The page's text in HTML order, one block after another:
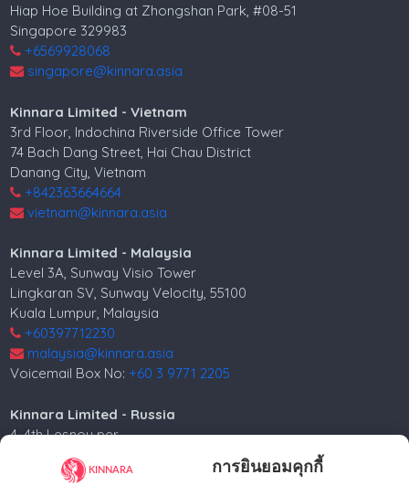
การยินยอมคุกกี้
Hiap Hoe Building at Zhongshan Park, #08-51
Singapore 329983
+6569928068
singapore@kinnara.asia
Kinnara Limited - Vietnam
3rd Floor, Indochina Riverside Office Tower
74 Bach Dang Street, Hai Chau District
Danang City, Vietnam
+842363664664
vietnam@kinnara.asia
Kinnara Limited - Malaysia
Level 3A, Sunway Visio Tower
Lingkaran SV, Sunway Velocity, 55100
Kuala Lumpur, Malaysia
+60397712230
malaysia@kinnara.asia
Voicemail Box No:+60 3 9771 2205
Kinnara Limited - Russia
4, 4th Lesnoy per.
Moscow, 125047, Russia.